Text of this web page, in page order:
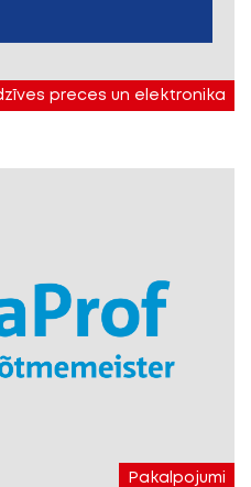
preces un elektronika
Pakalpojumi